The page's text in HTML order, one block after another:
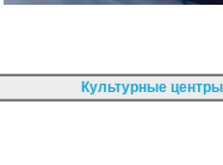
Культурные